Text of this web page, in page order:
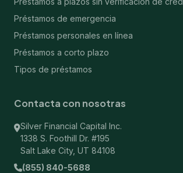
Préstamos de emergencia
Préstamos personales en línea
Préstamos a corto plazo
Tipos de préstamos
Contacta con nosotras
Silver Financial Capital Inc.
1338 S. Foothill Dr. #195
Salt Lake City, UT 84108
(855) 840-5688